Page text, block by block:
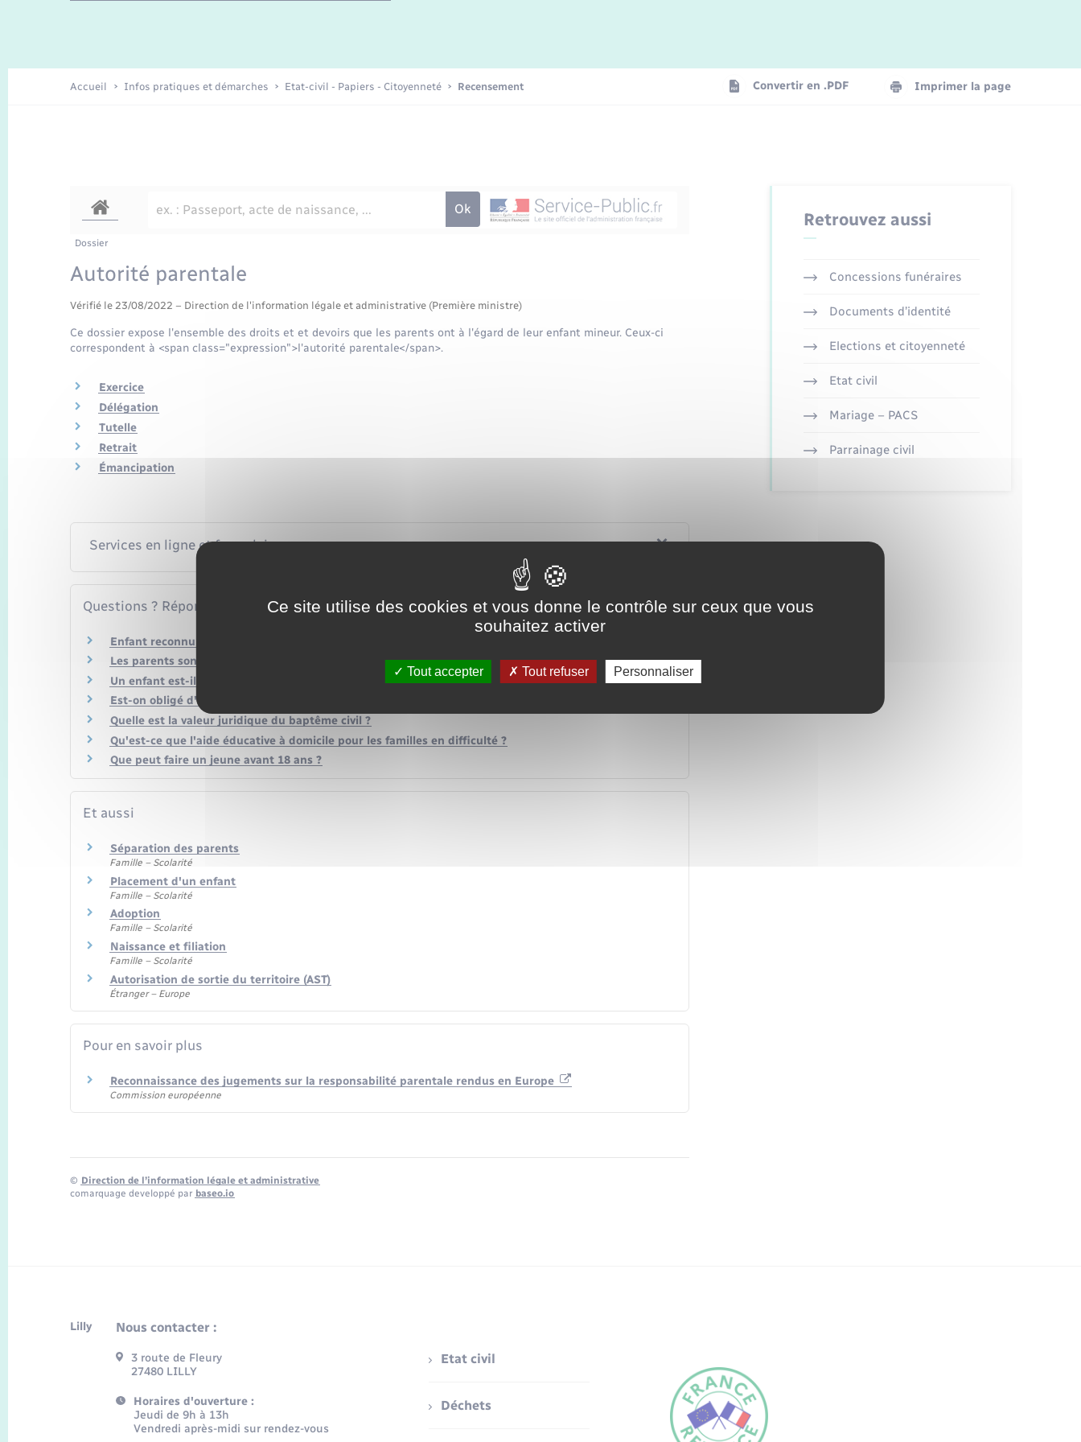
Enfants – Jeunes
Accueil Infos pratiques et démarches Etat-civil - Papiers - Citoyenneté Recensement Convertir en .PDF Imprimer la page
Dossier
Autorité parentale
Vérifié le 23/08/2022 – Direction de l'information légale et administrative (Première ministre)
Ce dossier expose l'ensemble des droits et et devoirs que les parents ont à l'égard de leur enfant mineur. Ceux-ci
correspondent à <span class="expression">l'autorité parentale</span>.
Exercice
Délégation
Tutelle
Retrait
Émancipation
Services en ligne et formulaires
Questions ? Réponses !
Enfant reconnu tardivement : quelles conséquences sur l'autorité parentale ?
Les parents sont-ils responsables de leur enfant majeur ?
Un enfant est-il responsable des dettes de ses parents ?
Est-on obligé d'aider ses parents ou beaux-parents qui sont dans le besoin ?
Quelle est la valeur juridique du baptême civil ?
Qu'est-ce que l'aide éducative à domicile pour les familles en difficulté ?
Que peut faire un jeune avant 18 ans ?
Et aussi
Séparation des parents
Famille – Scolarité
Placement d'un enfant
Famille – Scolarité
Adoption
Famille – Scolarité
Naissance et filiation
Famille – Scolarité
Autorisation de sortie du territoire (AST)
Étranger – Europe
Pour en savoir plus
Reconnaissance des jugements sur la responsabilité parentale rendus en Europe
Commission européenne
© Direction de l’information légale et administrative
comarquage developpé par baseo.io
Retrouvez aussi
Concessions funéraires
Documents d’identité
Elections et citoyenneté
Etat civil
Mariage – PACS
Parrainage civil
Lilly Nous contacter :
3 route de Fleury
27480 LILLY
Horaires d'ouverture :
Jeudi de 9h à 13h
Vendredi après-midi sur rendez-vous
Etat civil
Déchets
Ce site utilise des cookies et vous donne le contrôle sur ceux que vous
souhaitez activer
Tout accepter Tout refuser Personnaliser